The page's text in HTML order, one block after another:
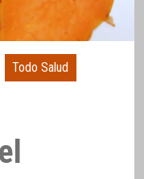
Todo Salud